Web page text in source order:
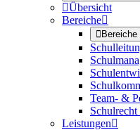
Übersicht
Bereiche
Bereiche
Team- &
Leistungen